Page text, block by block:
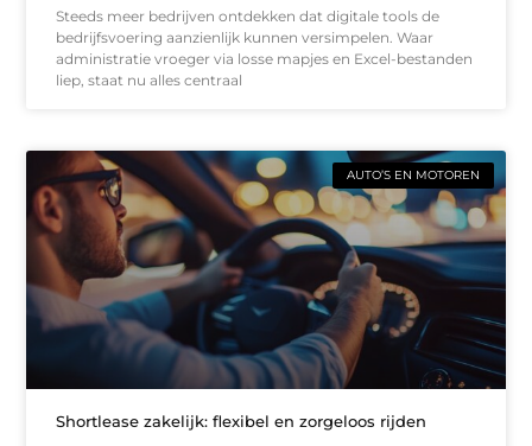
Steeds meer bedrijven ontdekken dat digitale tools de
bedrijfsvoering aanzienlijk kunnen versimpelen. Waar
administratie vroeger via losse mapjes en Excel-bestanden
liep, staat nu alles centraal
AUTO’S EN MOTOREN
Shortlease zakelijk: flexibel en zorgeloos rijden